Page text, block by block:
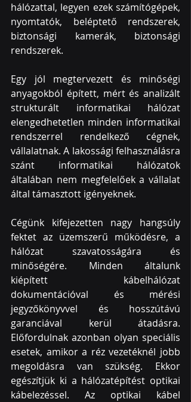
hálózattal, legyen ezek számítógépek,
nyomtatók, beléptető rendszerek,
biztonsági kamerák, biztonsági
rendszerek.
Egy jól megtervezett és minőségi
anyagokból épített, mért és analizált
strukturált informatikai hálózat
elengedhetetlen minden informatikai
rendszerrel rendelkező cégnek,
vállalatnak. A lakossági felhasználásra
szánt informatikai hálózatok
általában nem megfelelőek a vállalat
által támasztott igényeknek.
Cégünk kifejezetten nagy hangsúly
fektet az üzemszerű működésre, a
hálózat szavatosságára és
minőségére. Minden általunk
kiépített kábelhálózat
dokumentációval és mérési
jegyzőkönyvvel és hosszútávú
garanciával kerül átadásra.
Előfordulnak azonban olyan speciális
esetek, amikor a réz vezetéknél jobb
megoldásra van szükség. Ekkor
egészítjük ki a hálózatépítést optikai
kábelezéssel. Az optikai kábel